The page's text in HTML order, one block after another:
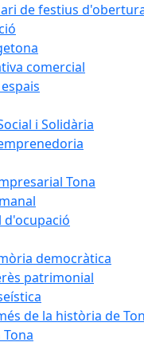
de festius
comercial
i Solidària
Tona
d'ocupació
democràtica
patrimonial
de la història de